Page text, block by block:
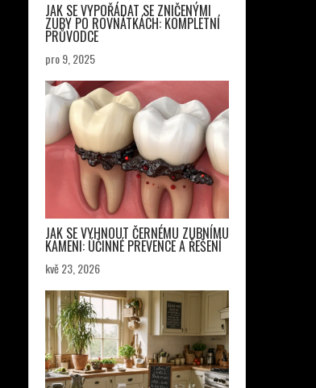
JAK SE VYPOŘÁDAT SE ZNIČENÝMI
ZUBY PO ROVNÁTKÁCH: KOMPLETNÍ
PRŮVODCE
pro 9, 2025
JAK SE VYHNOUT ČERNÉMU ZUBNÍMU
KAMENI: ÚČINNÉ PREVENCE A ŘEŠENÍ
kvě 23, 2026